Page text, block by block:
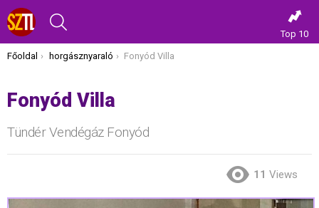
Top 10
Itt vagy most:
Főoldal horgásznyaraló Fonyód Villa
Fonyód Villa
Tündér Vendégáz Fonyód
11 Views